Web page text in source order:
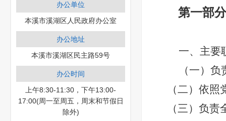
办公单位
本溪市溪湖区人民政府办公室
办公地址
本溪市溪湖区民主路59号
办公时间
上午8:30-11:30，下午13:00-
17:00(周一至周五，周末和节假日
除外)
第一部分
一、主要
（一）
（二）依
（三）负